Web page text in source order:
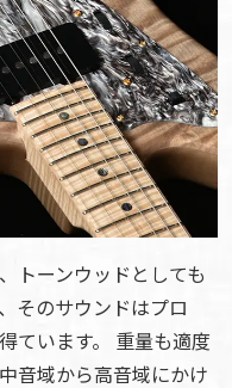
トーンウッドとしても
そのサウンドはプロ
ています。 重量も適度
音域から高音域にかけ